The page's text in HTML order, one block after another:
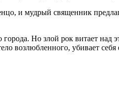
и мудрый священник
города. Но злой рок витает
возлюбленного, убивает